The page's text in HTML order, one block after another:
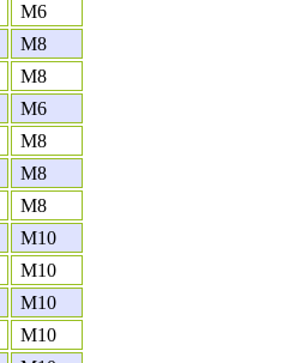
M6
M8
M8
M6
M8
M8
M8
M10
M10
M10
M10